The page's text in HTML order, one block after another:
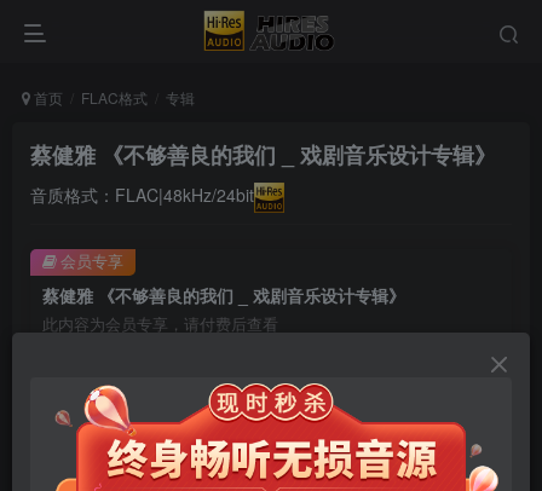
首页 FLAC格式 专辑
蔡健雅 《不够善良的我们 _ 戏剧音乐设计专辑》
音质格式：FLAC|48kHz/24bit
蔡健雅 《不够善良的我们 _ 戏剧音乐设计专辑》
此内容为会员专享，请付费后查看
9.9 ￥99
年卡会员免费 永久会员免费
立即购买
会员专享